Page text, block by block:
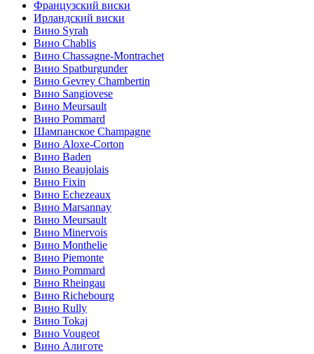
Французский виски
Ирландский виски
Вино Syrah
Вино Chablis
Вино Chassagne-Montrachet
Вино Spatburgunder
Вино Gevrey Chambertin
Вино Sangiovese
Вино Meursault
Вино Pommard
Шампанское Champagne
Вино Aloxe-Corton
Вино Baden
Вино Beaujolais
Вино Fixin
Вино Echezeaux
Вино Marsannay
Вино Meursault
Вино Minervois
Вино Monthelie
Вино Piemonte
Вино Pommard
Вино Rheingau
Вино Richebourg
Вино Rully
Вино Tokaj
Вино Vougeot
Вино Алиготе